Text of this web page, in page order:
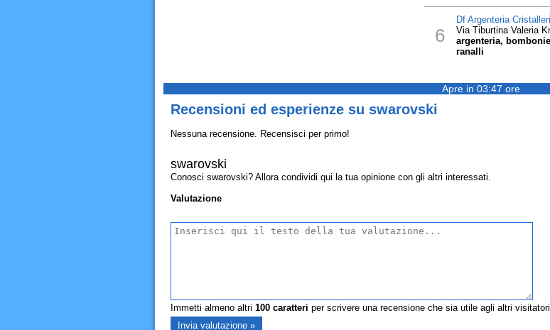
6
Df Argenteria
Via Tiburtina Valeria
argenteria,
ranalli
Apre in 03:47 ore
Recensioni ed esperienze su swarovski
Nessuna recensione. Recensisci per primo!
swarovski
Conosci swarovski? Allora condividi qui la tua opinione con gli altri interessati.
Valutazione
Immetti almeno altri 100caratteri per scrivere una recensione che sia utile agli altri